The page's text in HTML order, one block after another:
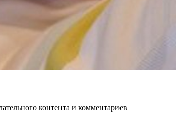
контента и комментариев